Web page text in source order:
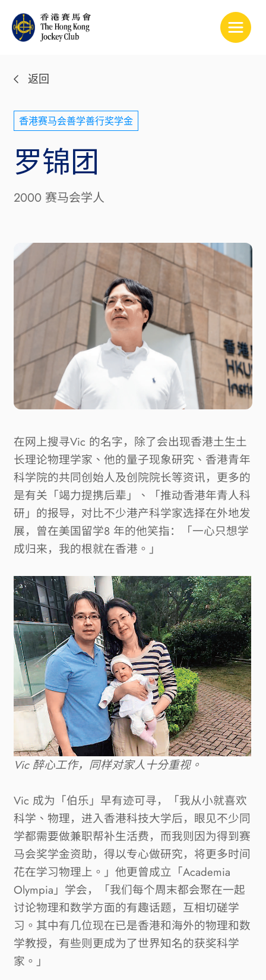
返回
香港赛马会善学善行奖学金
罗锦团
2000 赛马会学人
在网上搜寻Vic 的名字，除了会出现香港土生土
长理论物理学家、他的量子现象研究、香港青年
科学院的共同创始人及创院院长等资讯，更多的
是有关「竭力提携后辈」、「推动香港年青人科
研」的报导，对比不少港产科学家选择在外地发
展，曾在美国留学8 年的他笑指：「一心只想学
成归来，我的根就在香港。」
Vic 醉心工作，同样对家人十分重视。
Vic 成为「伯乐」早有迹可寻，「我从小就喜欢
科学、物理，进入香港科技大学后，眼见不少同
学都需要做兼职帮补生活费，而我则因为得到赛
马会奖学金资助，得以专心做研究，将更多时间
花在学习物理上。」他更曾成立「Academia
Olympia」学会，「我们每个周末都会聚在一起
讨论物理和数学方面的有趣话题，互相切磋学
习。其中有几位现在已是香港和海外的物理和数
学教授，有些则更成为了世界知名的获奖科学
家。」